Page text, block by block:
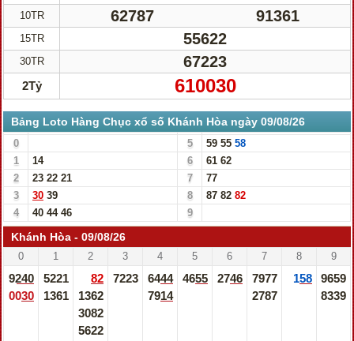
10TR 62787 91361
15TR 55622
30TR 67223
2Tỷ 610030
Bảng Loto Hàng Chục xổ số Khánh Hòa ngày 09/08/26
0 5 59 55 58
1
14 6 61 62
2
23 22 21 7
77
3
30 39 8 87 82 82
4
40 44 46 9
Khánh Hòa - 09/08/26
0 1 2 3 4 5 6 7 8 9
9240
0030
5221
1361
82
1362
3082
5622
7223
6444
7914
4655 2746
7977
2787
158
9659
8339